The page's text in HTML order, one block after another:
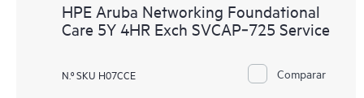
HPE Aruba Networking Foundational
Care 5Y 4HR Exch SVCAP‑725 Service
N.º SKU H07CCE Comparar